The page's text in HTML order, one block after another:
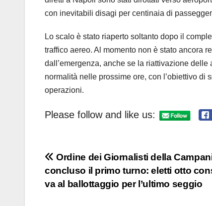
con inevitabili disagi per centinaia di
Lo scalo è stato riaperto soltanto dopo il
traffico aereo. Al momento non è stato ancora
dall’emergenza, anche se la riattivazione
normalità nelle prossime ore, con l’obiettivo
operazioni.
Please follow and like us:
Navigazione
articoli
Ordine dei Giornalisti della
concluso il primo turno: eletti otto
va al ballottaggio per l’ultimo seggio